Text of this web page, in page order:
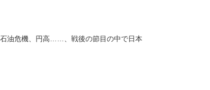
石油危機、円高……、戦後の節目の中で日本